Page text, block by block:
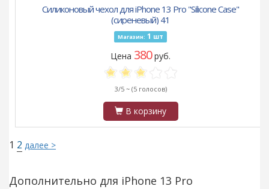
Силиконовый чехол для iPhone 13 Pro "Silicone Case"
(сиреневый) 41
Магазин: 1 шт
Цена 380руб.
3/5 ~ (5 голосов)
В корзину
1 2 далее >
Дополнительно для iPhone 13 Pro